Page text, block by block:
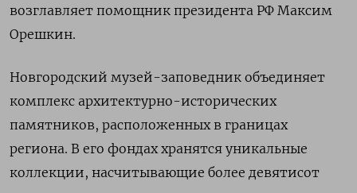
возглавляет помощник президента РФ Максим
Орешкин.
Новгородский музей-заповедник объединяет
комплекс архитектурно-исторических
памятников, расположенных в границах
региона. В его фондах хранятся уникальные
коллекции, насчитывающие более девятисот